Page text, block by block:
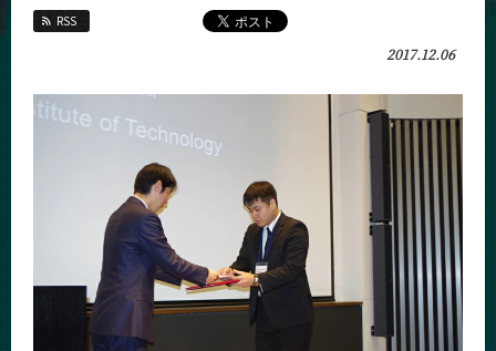
RSS
2017.12.06
教員・研究室
Faculty and Laboratories
入学案内
電気電子系 News
News 一覧
カテゴリ別
課程別